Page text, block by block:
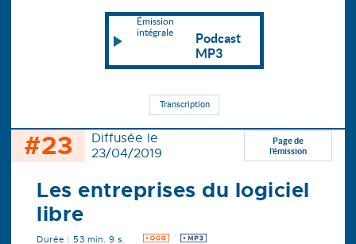
Émission
intégrale
Podcast
MP3
Transcription
#23
Diffusée le
23/04/2019
Page de
l’émission
Les entreprises du logiciel
libre
Durée : 53 min. 9 s. OGG MP3